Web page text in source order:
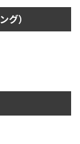
グ）